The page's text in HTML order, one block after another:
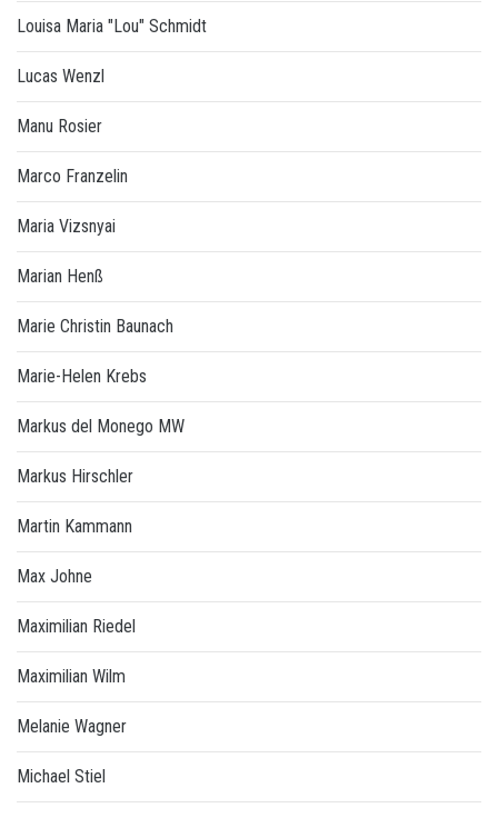
Louisa Maria "Lou" Schmidt
Lucas Wenzl
Manu Rosier
Marco Franzelin
Maria Vizsnyai
Marian Henß
Marie Christin Baunach
Marie-Helen Krebs
Markus del Monego MW
Markus Hirschler
Martin Kammann
Max Johne
Maximilian Riedel
Maximilian Wilm
Melanie Wagner
Michael Stiel